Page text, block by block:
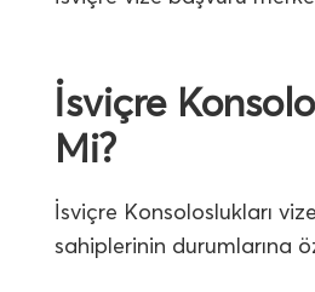
İsviçre
Mi?
İsviçre Konsoloslukları
sahiplerinin durumlarına